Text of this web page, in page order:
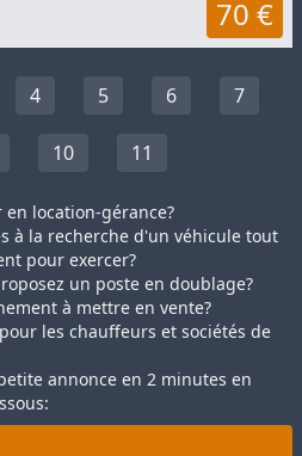
70 €
4 5 6 7
10 11
location-gérance?
à la recherche d'un véhicule tout
pour exercer?
un poste en doublage?
à mettre en vente?
les chauffeurs et sociétés de
annonce en 2 minutes en